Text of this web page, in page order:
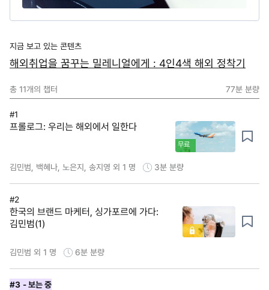
지금 보고 있는 콘텐츠
해외취업을 꿈꾸는 밀레니얼에게 : 4인4색 해외 정착기
총 11개의 챕터 77분 분량
#1
프롤로그: 우리는 해외에서 일한다
무료
김민범, 백혜나, 노은지, 송지영 외 1 명 3분 분량
#2
한국의 브랜드 마케터, 싱가포르에 가다:
김민범(1)
김민범 외 1 명 6분 분량
#3 - 보는 중